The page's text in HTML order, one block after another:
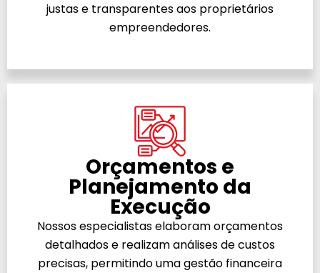
justas e transparentes aos proprietários
empreendedores.
Orçamentos e
Planejamento da
Execução
Nossos especialistas elaboram orçamentos
detalhados e realizam análises de custos
precisas, permitindo uma gestão financeira